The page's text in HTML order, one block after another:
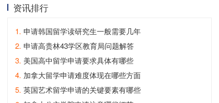
资讯排行
1. 申请韩国留学读研究生一般需要几年
2. 申请高贵林43学区教育局问题解答
3. 美国高中留学申请要求具体有哪些
4. 加拿大留学申请难度体现在哪些方面
5. 英国艺术留学申请的关键要素有哪些